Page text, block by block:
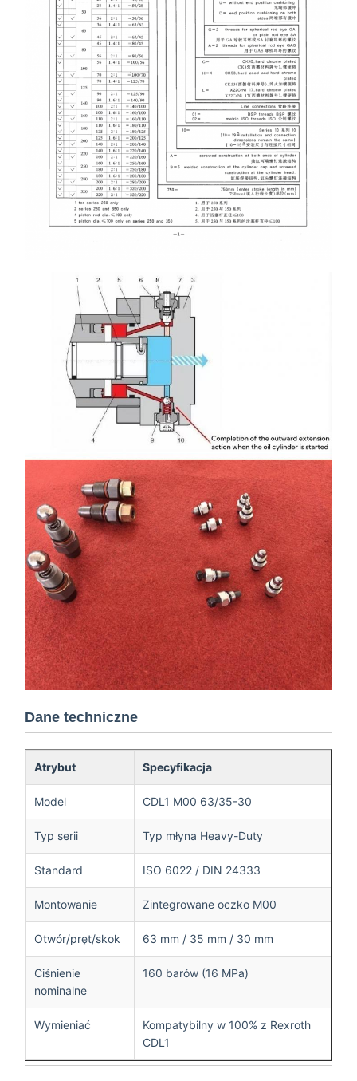
Dane techniczne
Atrybut Specyfikacja
Model CDL1 M00 63/35-30
Typ serii Typ młyna Heavy-Duty
Standard ISO 6022 / DIN 24333
Montowanie Zintegrowane oczko M00
Otwór/pręt/skok 63 mm / 35 mm / 30 mm
Ciśnienie
nominalne
160 barów (16 MPa)
Wymieniać
Kompatybilny w 100% z Rexroth
CDL1